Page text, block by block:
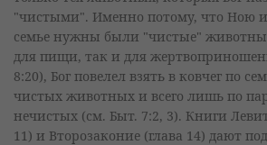
"чистыми". Именно потому, что Ною и
семье нужны были "чистые"
для пищи, так и для
8:20), Бог повелел взять в ковчег по
чистых животных и всего лишь по
нечистых (см. Быт. 7:2, 3). Книги
11) и Второзаконие (глава 14) дают